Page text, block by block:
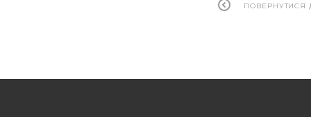
ПОВЕРНУТИСЯ